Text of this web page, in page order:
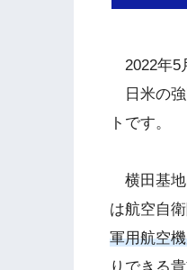
2022年5
日米の強
トです。
横田基地
は航空自
軍用航空